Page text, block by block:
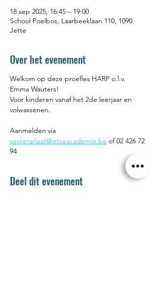
18 sep 2025, 16:45 – 19:00
School Poelbos, Laarbeeklaan 110, 1090
Jette
Over het evenement
Welkom op deze proefles HARP o.l.v.
Emma Wauters!
Voor kinderen vanaf het 2de leerjaar en
volwassenen.
Aanmelden via
secretariaat@jetseacademie.be of 02 426 72
94
Deel dit evenement